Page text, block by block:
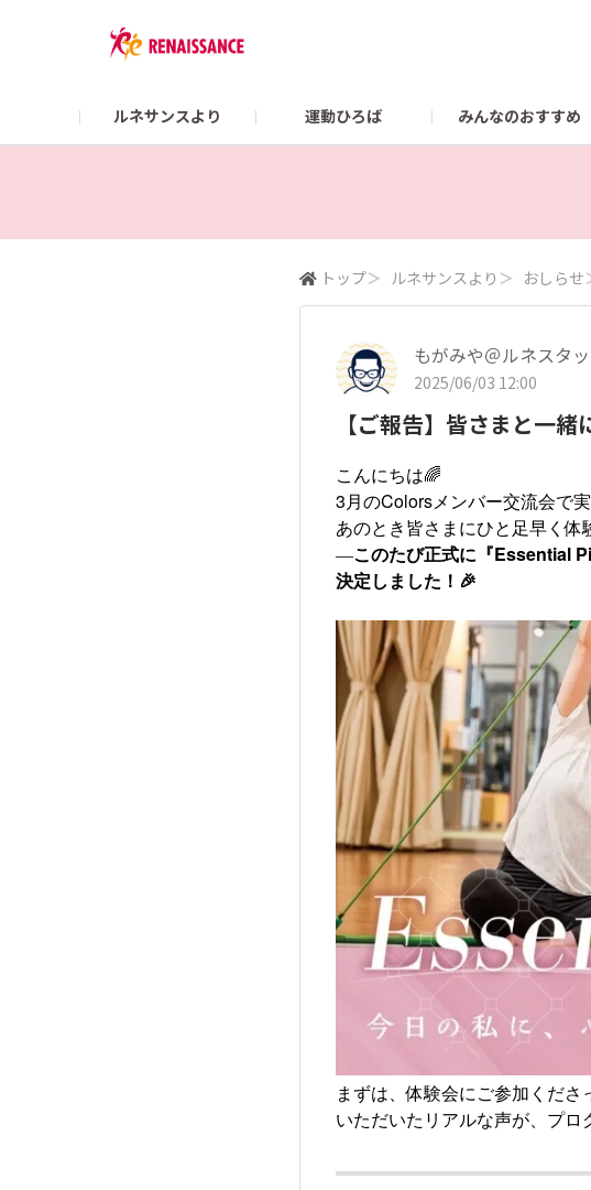
ルネサンスより 運動ひろば みんなのおすすめ
オンラインショップ
トップ＞ ルネサンスより ＞ おしらせ
もがみや＠ルネスタ
2025/06/03 12:00
【ご報告】皆さまと一
こんにちは🌈
3月のColorsメンバー交流会で
あのとき皆さまにひと足早く
―このたび正式に『Essential
決定しました！🎉
まずは、体験会にご参加くだ
いただいたリアルな声が、プロ